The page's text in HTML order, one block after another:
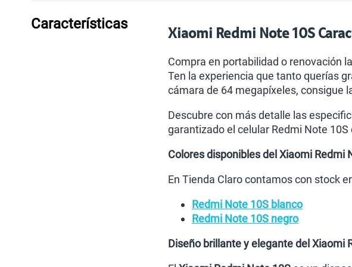
Características
Xiaomi Redmi Note 10S
Compra en portabilidad o renovación
Ten la experiencia que tanto querías
cámara de 64 megapíxeles, consigue
Descubre con más detalle las
garantizado el celular Redmi Note 10S
Colores disponibles del Xiaomi Redmi
En Tienda Claro contamos con stock
Redmi Note 10S blanco
Redmi Note 10S negro
Diseño brillante y elegante del Xiaomi